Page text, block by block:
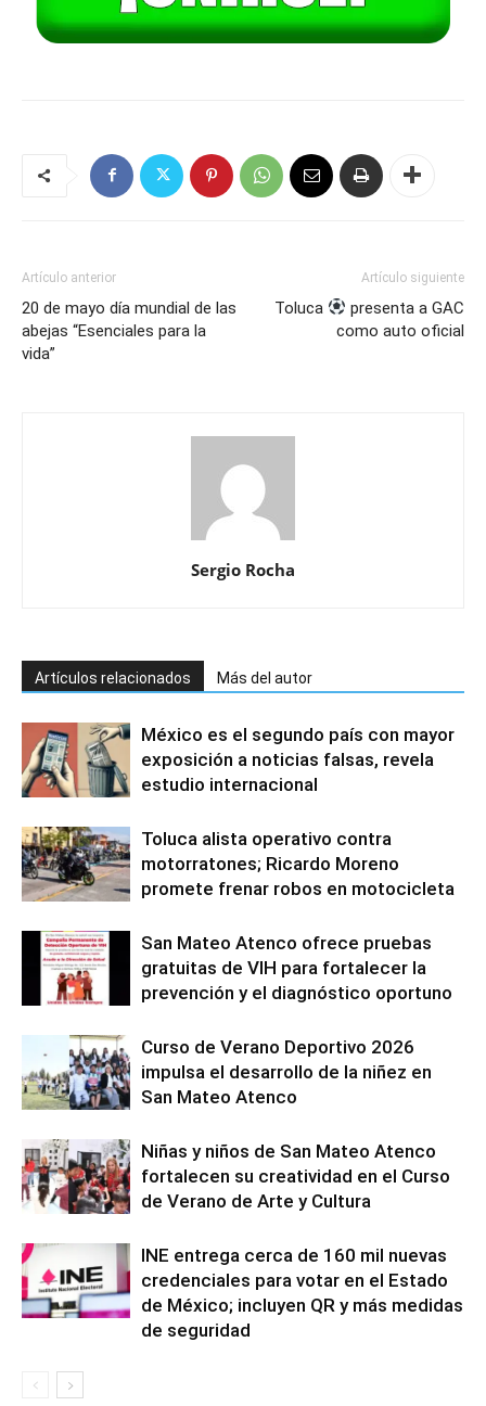
Artículo anterior
20 de mayo día mundial de las
abejas “Esenciales para la
vida”
Artículo siguiente
Toluca
presenta a GAC
como auto oficial
Sergio Rocha
Artículos relacionados Más del autor
México es el segundo país con mayor
exposición a noticias falsas, revela
estudio internacional
Toluca alista operativo contra
motorratones; Ricardo Moreno
promete frenar robos en motocicleta
San Mateo Atenco ofrece pruebas
gratuitas de VIH para fortalecer la
prevención y el diagnóstico oportuno
Curso de Verano Deportivo 2026
impulsa el desarrollo de la niñez en
San Mateo Atenco
Niñas y niños de San Mateo Atenco
fortalecen su creatividad en el Curso
de Verano de Arte y Cultura
INE entrega cerca de 160 mil nuevas
credenciales para votar en el Estado
de México; incluyen QR y más medidas
de seguridad